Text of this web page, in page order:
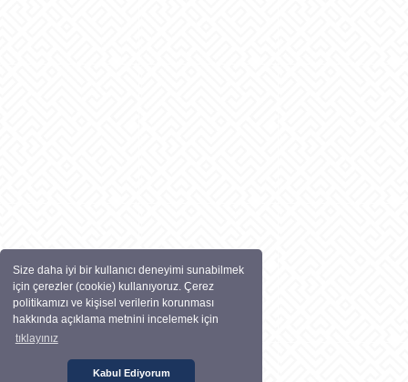
Size daha iyi bir kullanıcı deneyimi sunabilmek
için çerezler (cookie) kullanıyoruz. Çerez
politikamızı ve kişisel verilerin korunması
hakkında açıklama metnini incelemek için
tıklayınız
Kabul Ediyorum